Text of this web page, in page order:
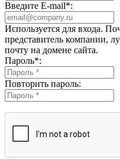
Введите E-mail*:
Используется для входа.
представитель компании,
почту на домене сайта.
Пароль*:
Повторить пароль: